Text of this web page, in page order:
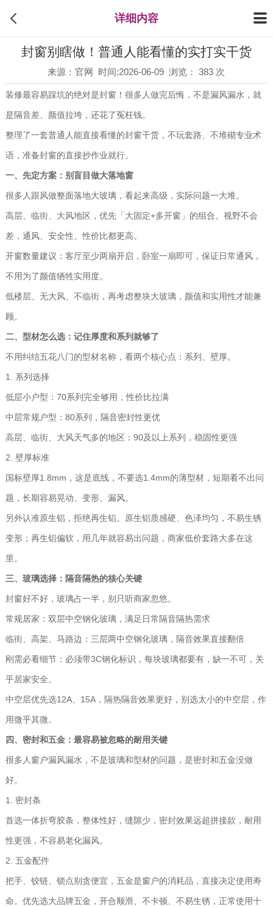
详细内容
封窗别瞎做！普通人能看懂的实打实干货
来源：官网 时间:2026-06-09 浏览： 383 次
装修最容易踩坑的绝对是封窗！很多人做完后悔，不是漏风漏水，就
是隔音差、颜值拉垮，还花了冤枉钱。
整理了一套普通人能直接看懂的封窗干货，不玩套路、不堆砌专业术
语，准备封窗的直接抄作业就行。
一、先定方案：别盲目做大落地窗
很多人跟风做整面落地大玻璃，看起来高级，实际问题一大堆。
高层、临街、大风地区，优先「大固定+多开窗」的组合。视野不会
差，通风、安全性、性价比都更高。
开窗数量建议：客厅至少两扇开启，卧室一扇即可，保证日常通风，
不用为了颜值牺牲实用度。
低楼层、无大风、不临街，再考虑整块大玻璃，颜值和实用性才能兼
顾。
二、型材怎么选：记住厚度和系列就够了
不用纠结五花八门的型材名称，看两个核心点：系列、壁厚。
1. 系列选择
低层小户型：70系列完全够用，性价比拉满
中层常规户型：80系列，隔音密封性更优
高层、临街、大风天气多的地区：90及以上系列，稳固性更强
2. 壁厚标准
国标壁厚1.8mm，这是底线，不要选1.4mm的薄型材，短期看不出问
题，长期容易晃动、变形、漏风。
另外认准原生铝，拒绝再生铝。原生铝质感硬、色泽均匀，不易生锈
变形；再生铝偏软，用几年就容易出问题，商家低价套路大多在这
里。
三、玻璃选择：隔音隔热的核心关键
封窗好不好，玻璃占一半，别只听商家忽悠。
常规居家：双层中空钢化玻璃，满足日常隔音隔热需求
临街、高架、马路边：三层两中空钢化玻璃，隔音效果直接翻倍
刚需必看细节：必须带3C钢化标识，每块玻璃都要有，缺一不可，关
乎居家安全。
中空层优先选12A、15A，隔热隔音效果更好，别选太小的中空层，作
用微乎其微。
四、密封和五金：最容易被忽略的耐用关键
很多人窗户漏风漏水，不是玻璃和型材的问题，是密封和五金没做
好。
1. 密封条
首选一体折弯胶条，整体性好，缝隙少，密封效果远超拼接款，耐用
性更强，不容易老化漏风。
2. 五金配件
把手、铰链、锁点别贪便宜，五金是窗户的消耗品，直接决定使用寿
命。优先选大品牌五金，开合顺滑、不卡顿、不易生锈，正常使用十